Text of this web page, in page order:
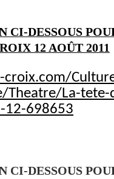
CI-DESSOUS
12 AOÛT 2011
Theatre/La-tete-
12-698653
CI-DESSOUS